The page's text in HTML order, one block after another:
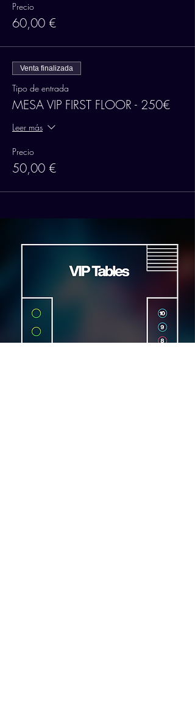
Precio
60,00 €
Venta finalizada
Tipo de entrada
MESA VIP FIRST FLOOR - 250€
Leer más
Precio
50,00 €